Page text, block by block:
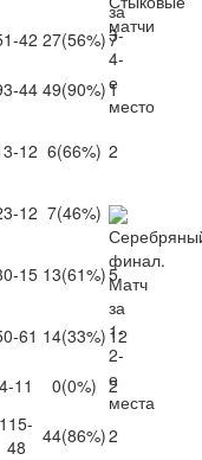
42 27(56%)7
4449(90%)1
12 6(66%) 2
12 7(46%)
15 13(61%)5
61 14(33%) 12
4-11 0(0%) 2
115-
48
44(86%)2